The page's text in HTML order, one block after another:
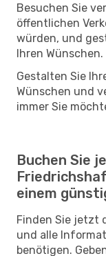
Besuchen Sie
öffentlichen
würden, und
Ihren Wünschen.
Gestalten Sie
Wünschen und
immer Sie
Buchen Sie
einem
Finden Sie jetzt
und alle
benötigen.